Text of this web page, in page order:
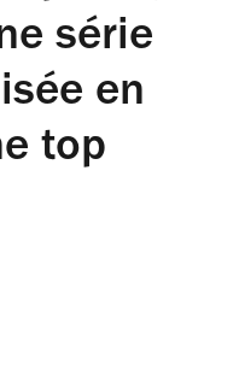
série
en
top